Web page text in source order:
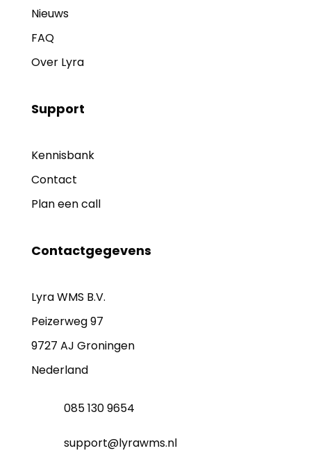
Nieuws
FAQ
Over Lyra
Support
Kennisbank
Contact
Plan een call
Contactgegevens
Lyra WMS B.V.
Peizerweg 97
9727 AJ Groningen
Nederland
085 130 9654
support@lyrawms.nl